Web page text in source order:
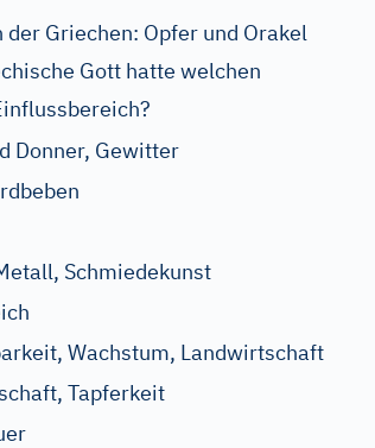
der Griechen: Opfer und Orakel
Gott hatte welchen
Donner, Gewitter
Schmiedekunst
Wachstum, Landwirtschaft
Tapferkeit